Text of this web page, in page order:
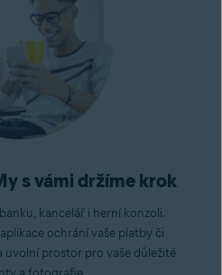
s vámi držíme krok
kancelář i herní konzoli.
ochrání vaše platby či
prostor pro vaše důležité